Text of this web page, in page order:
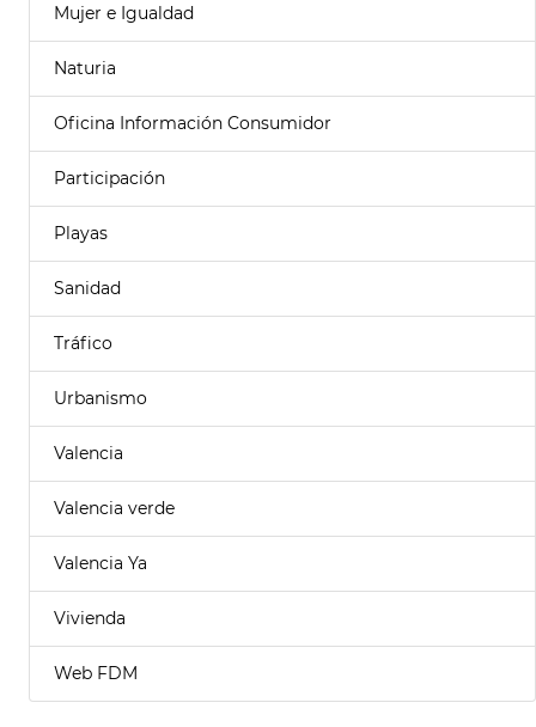
Mujer e Igualdad
Naturia
Oficina Información Consumidor
Participación
Playas
Sanidad
Tráfico
Urbanismo
Valencia
Valencia verde
Valencia Ya
Vivienda
Web FDM